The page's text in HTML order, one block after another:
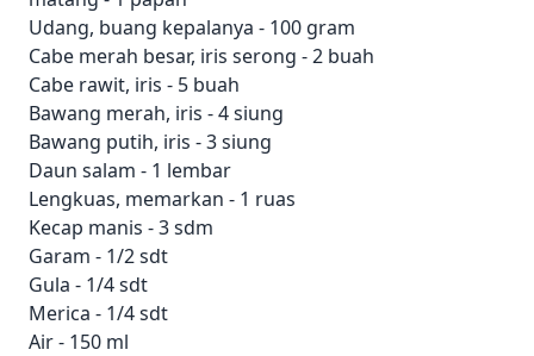
Udang, buang kepalanya - 100 gram
Cabe merah besar, iris serong - 2 buah
Cabe rawit, iris - 5 buah
Bawang merah, iris - 4 siung
Bawang putih, iris - 3 siung
Daun salam - 1 lembar
Lengkuas, memarkan - 1 ruas
Kecap manis - 3 sdm
Garam - 1/2 sdt
Gula - 1/4 sdt
Merica - 1/4 sdt
Air - 150 ml